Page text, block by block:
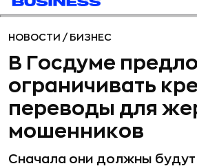
НОВОСТИ / БИЗНЕС
В Госдуме
ограничивать
переводы для
мошенников
Сначала они должны будут